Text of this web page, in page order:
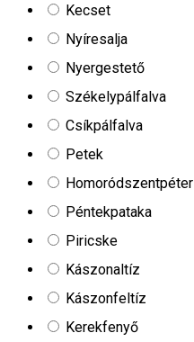
Kecset
Nyíresalja
Nyergestető
Székelypálfalva
Csíkpálfalva
Petek
Homoródszentpéter
Péntekpataka
Piricske
Kászonaltíz
Kászonfeltíz
Kerekfenyő